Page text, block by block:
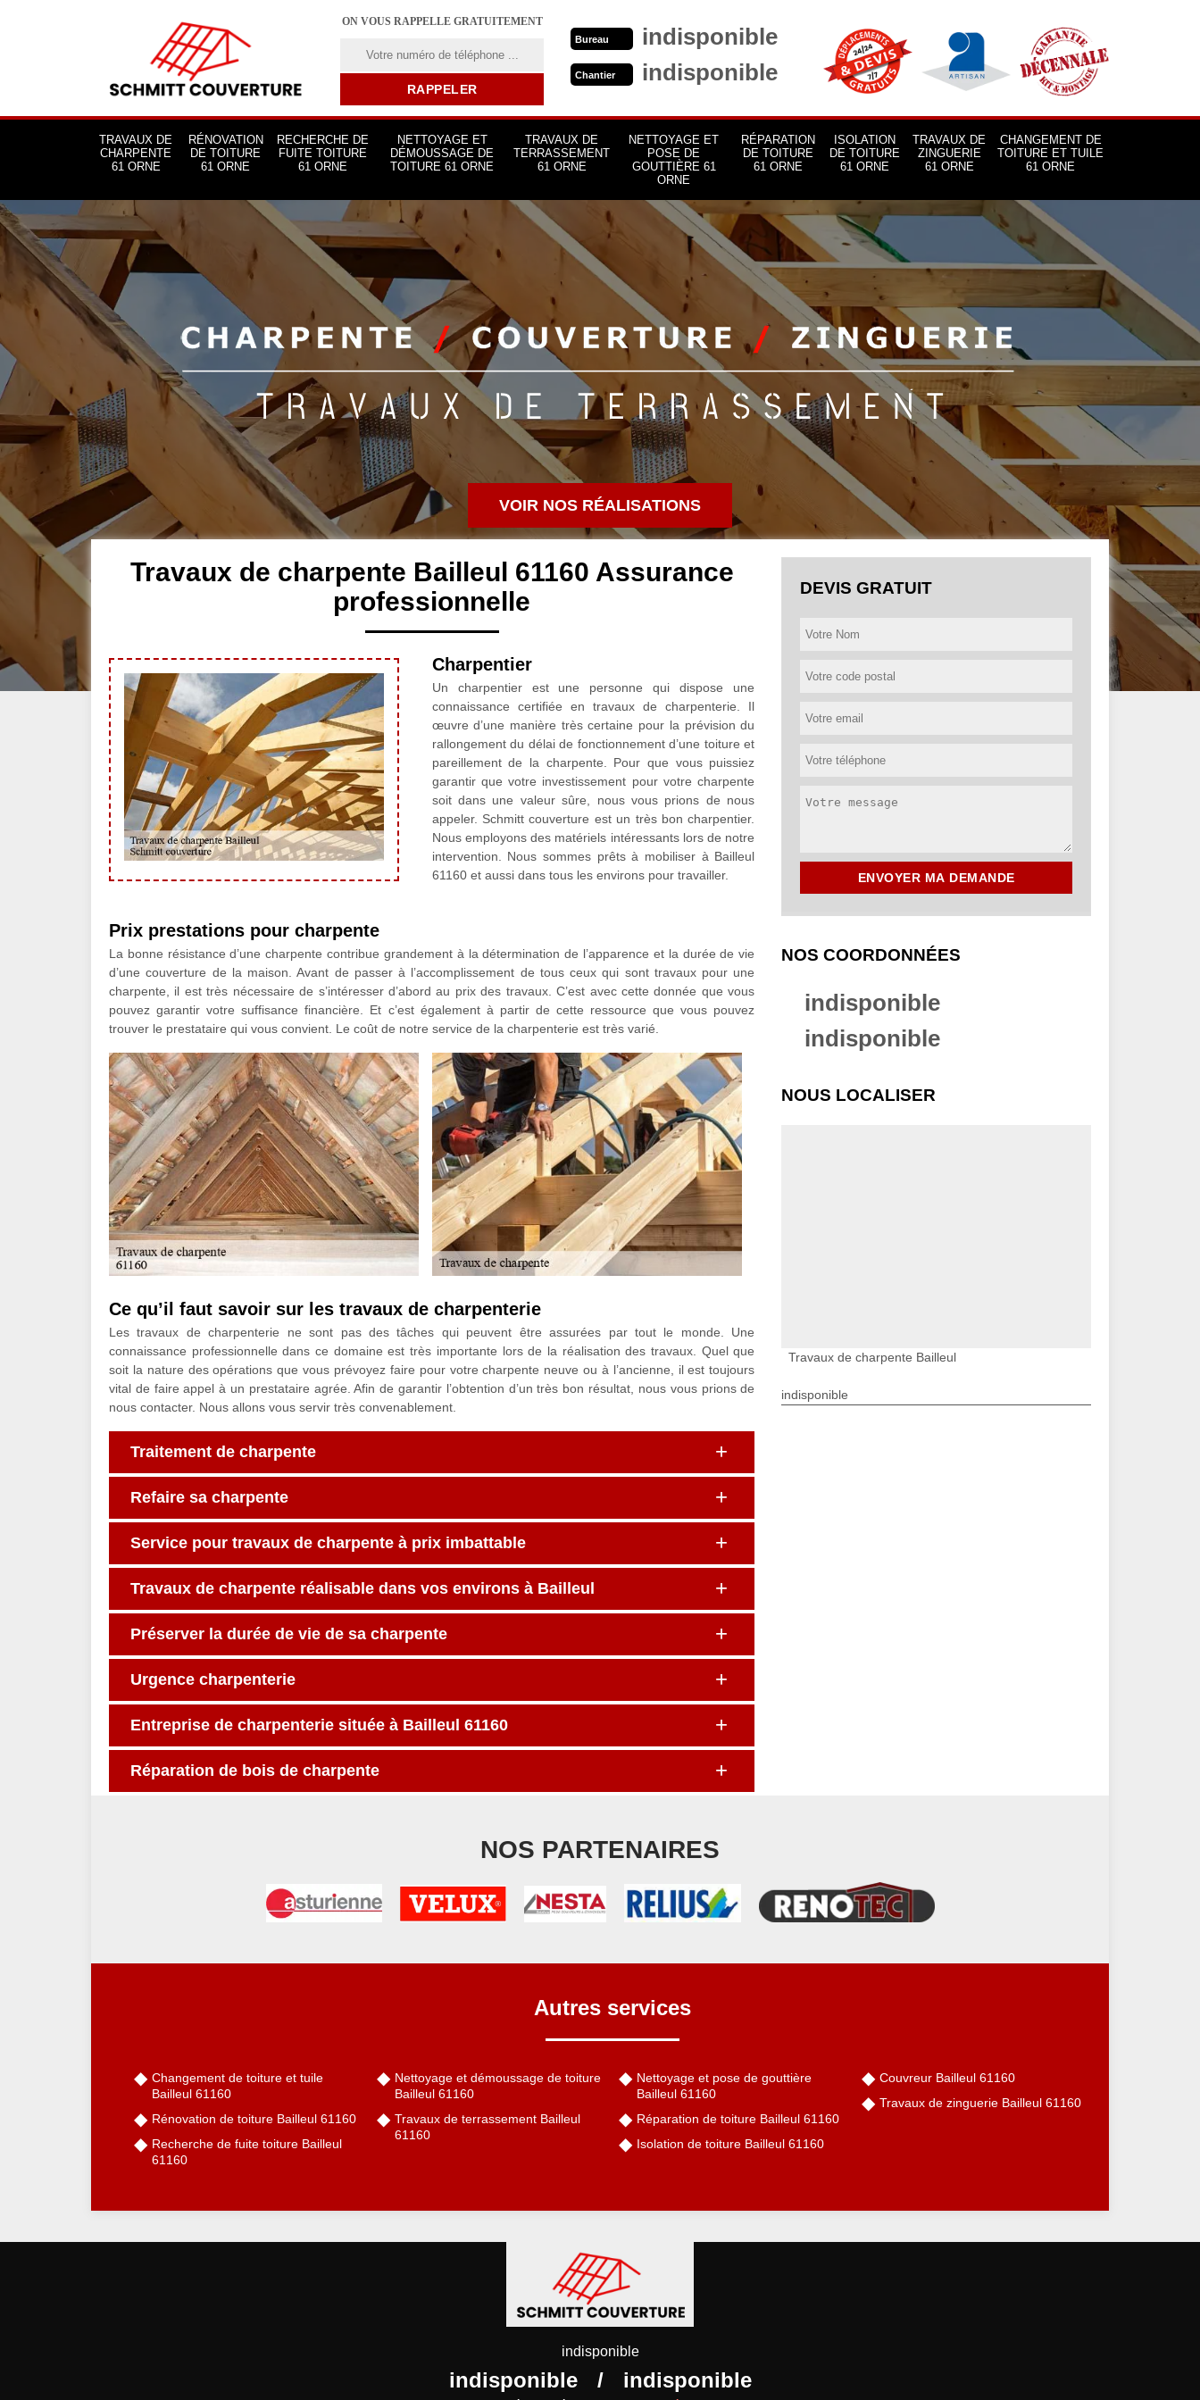
ON VOUS RAPPELLE GRATUITEMENT
Bureau indisponible
Chantier indisponible
TRAVAUX DE
CHARPENTE
61 ORNE
RÉNOVATION
DE TOITURE
61 ORNE
RECHERCHE DE
FUITE TOITURE
61 ORNE
NETTOYAGE ET
DÉMOUSSAGE DE
TOITURE 61 ORNE
TRAVAUX DE
TERRASSEMENT
61 ORNE
NETTOYAGE ET
POSE DE
GOUTTIÈRE 61
ORNE
RÉPARATION
DE TOITURE
61 ORNE
ISOLATION
DE TOITURE
61 ORNE
TRAVAUX DE
ZINGUERIE
61 ORNE
CHANGEMENT DE
TOITURE ET TUILE
61 ORNE
VOIR NOS RÉALISATIONS
Travaux de charpente Bailleul 61160 Assurance
professionnelle
Charpentier
Un charpentier est une personne qui dispose une
connaissance certifiée en travaux de charpenterie. Il
œuvre d’une manière très certaine pour la prévision du
rallongement du délai de fonctionnement d’une toiture et
pareillement de la charpente. Pour que vous puissiez
garantir que votre investissement pour votre charpente
soit dans une valeur sûre, nous vous prions de nous
appeler. Schmitt couverture est un très bon charpentier.
Nous employons des matériels intéressants lors de notre
intervention. Nous sommes prêts à mobiliser à Bailleul
61160 et aussi dans tous les environs pour travailler.
Prix prestations pour charpente
La bonne résistance d’une charpente contribue grandement à la détermination de l’apparence et la durée de vie
d’une couverture de la maison. Avant de passer à l’accomplissement de tous ceux qui sont travaux pour une
charpente, il est très nécessaire de s’intéresser d’abord au prix des travaux. C’est avec cette donnée que vous
pouvez garantir votre suffisance financière. Et c’est également à partir de cette ressource que vous pouvez
trouver le prestataire qui vous convient. Le coût de notre service de la charpenterie est très varié.
Ce qu’il faut savoir sur les travaux de charpenterie
Les travaux de charpenterie ne sont pas des tâches qui peuvent être assurées par tout le monde. Une
connaissance professionnelle dans ce domaine est très importante lors de la réalisation des travaux. Quel que
soit la nature des opérations que vous prévoyez faire pour votre charpente neuve ou à l’ancienne, il est toujours
vital de faire appel à un prestataire agrée. Afin de garantir l’obtention d’un très bon résultat, nous vous prions de
nous contacter. Nous allons vous servir très convenablement.
Traitement de charpente
Refaire sa charpente
Service pour travaux de charpente à prix imbattable
Travaux de charpente réalisable dans vos environs à Bailleul
Préserver la durée de vie de sa charpente
Urgence charpenterie
Entreprise de charpenterie située à Bailleul 61160
Réparation de bois de charpente
DEVIS GRATUIT
NOS COORDONNÉES
indisponible
indisponible
NOUS LOCALISER
Travaux de charpente Bailleul
indisponible
NOS PARTENAIRES
Autres services
Changement de toiture et tuile
Bailleul 61160
Rénovation de toiture Bailleul 61160
Recherche de fuite toiture Bailleul
61160
Nettoyage et démoussage de toiture
Bailleul 61160
Travaux de terrassement Bailleul
61160
Nettoyage et pose de gouttière
Bailleul 61160
Réparation de toiture Bailleul 61160
Isolation de toiture Bailleul 61160
Couvreur Bailleul 61160
Travaux de zinguerie Bailleul 61160
indisponible
indisponible / indisponible